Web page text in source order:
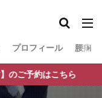
プロフィール 腰痛